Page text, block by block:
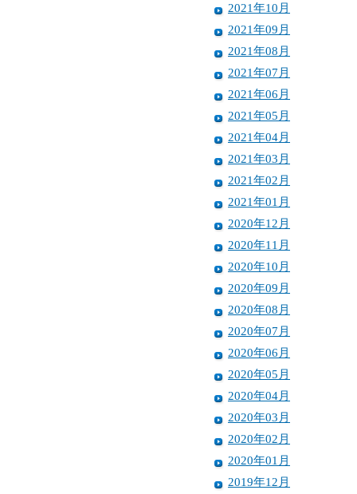
2021年10月
2021年09月
2021年08月
2021年07月
2021年06月
2021年05月
2021年04月
2021年03月
2021年02月
2021年01月
2020年12月
2020年11月
2020年10月
2020年09月
2020年08月
2020年07月
2020年06月
2020年05月
2020年04月
2020年03月
2020年02月
2020年01月
2019年12月